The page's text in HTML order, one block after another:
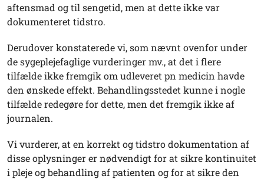
aftensmad og til sengetid, men at dette ikke var
dokumenteret tidstro.
Derudover konstaterede vi, som nævnt ovenfor under
de sygeplejefaglige vurderinger mv., at det i flere
tilfælde ikke fremgik om udleveret pn medicin havde
den ønskede effekt. Behandlingsstedet kunne i nogle
tilfælde redegøre for dette, men det fremgik ikke af
journalen.
Vi vurderer, at en korrekt og tidstro dokumentation af
disse oplysninger er nødvendigt for at sikre kontinuitet
i pleje og behandling af patienten og for at sikre den